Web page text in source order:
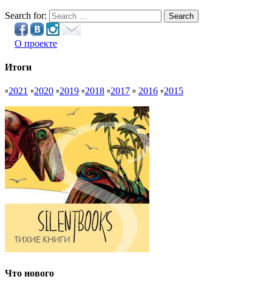
Search for: Search
О проекте
Итоги
▫2021 ▫2020 ▫2019 ▫2018 ▫2017 ▫ 2016 ▫2015
Что нового